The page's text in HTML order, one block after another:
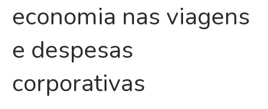
economia nas viagens
e despesas
corporativas